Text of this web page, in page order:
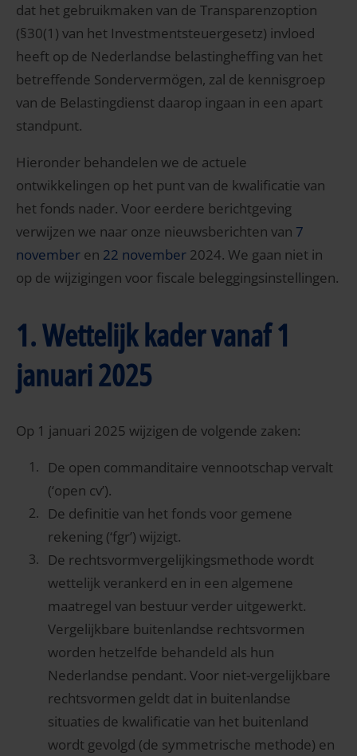
dat het gebruikmaken van de Transparenzoption
(§30(1) van het Investmentsteuergesetz) invloed
heeft op de Nederlandse belastingheffing van het
betreffende Sondervermögen, zal de kennisgroep
van de Belastingdienst daarop ingaan in een apart
standpunt.
Hieronder behandelen we de actuele
ontwikkelingen op het punt van de kwalificatie van
het fonds nader. Voor eerdere berichtgeving
verwijzen we naar onze nieuwsberichten van 7
november en 22 november 2024. We gaan niet in
op de wijzigingen voor fiscale beleggingsinstellingen.
1. Wettelijk kader vanaf 1
januari 2025
Op 1 januari 2025 wijzigen de volgende zaken:
De open commanditaire vennootschap vervalt
(‘open cv’).
De definitie van het fonds voor gemene
rekening (‘fgr’) wijzigt.
De rechtsvormvergelijkingsmethode wordt
wettelijk verankerd en in een algemene
maatregel van bestuur verder uitgewerkt.
Vergelijkbare buitenlandse rechtsvormen
worden hetzelfde behandeld als hun
Nederlandse pendant. Voor niet-vergelijkbare
rechtsvormen geldt dat in buitenlandse
situaties de kwalificatie van het buitenland
wordt gevolgd (de symmetrische methode) en